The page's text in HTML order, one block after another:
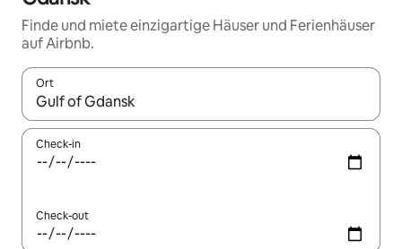
Finde und miete einzigartige Häuser und Ferienhäuser
auf Airbnb.
Ort
Wenn Ergebnisse verfügbar sind, navigiere mit den
Check-in
Check-out